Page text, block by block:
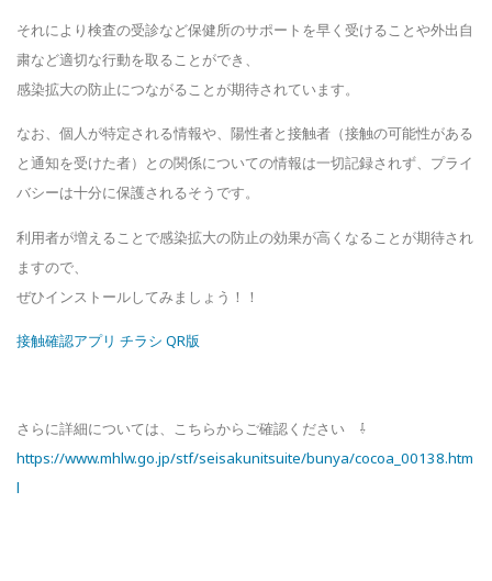
それにより検査の受診など保健所のサポートを早く受けることや外出自
粛など適切な行動を取ることができ、
感染拡大の防止につながることが期待されています。
なお、個人が特定される情報や、陽性者と接触者（接触の可能性がある
と通知を受けた者）との関係についての情報は一切記録されず、プライ
バシーは十分に保護されるそうです。
利用者が増えることで感染拡大の防止の効果が高くなることが期待され
ますので
ぜひインストールしてみましょう！！
接触確認アプリ チラシ QR版
さらに詳細については、こちらからご確認ください ⇩
https://www.mhlw.go.jp/stf/seisakunitsuite/bunya/cocoa_00138.htm
l